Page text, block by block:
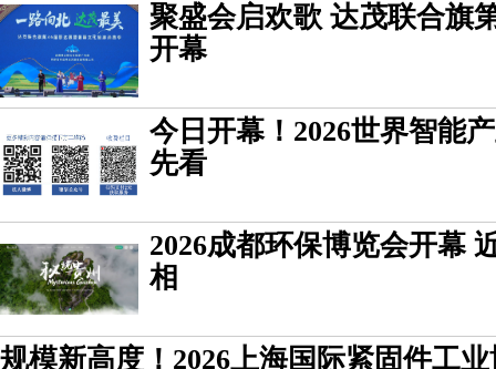
聚盛会启欢歌 达茂联合旗
开幕
今日开幕！2026世界智能
先看
2026成都环保博览会开幕
相
规模新高度！2026上海国际紧固件工